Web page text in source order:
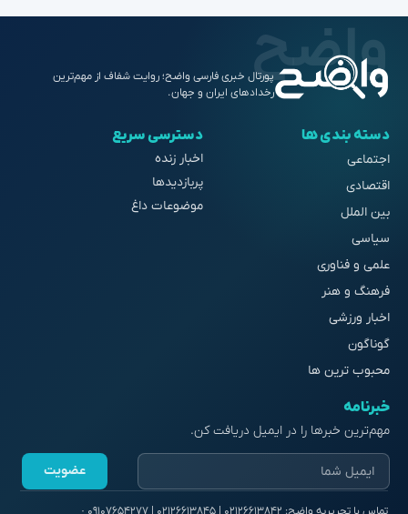
پورتال خبری فارسی واضح؛ روایت شفاف از مهم‌ترین
رخدادهای ایران و جهان.
دسته بندی ها
اجتماعی
اقتصادی
بین الملل
سیاسی
علمی و فناوری
فرهنگ و هنر
اخبار ورزشی
گوناگون
محبوب ترین ها
دسترسی سریع
اخبار زنده
پربازدیدها
موضوعات داغ
خبرنامه
مهم‌ترین خبرها را در ایمیل دریافت کن.
عضویت